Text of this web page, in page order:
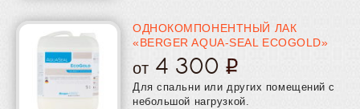
ОДНОКОМПОНЕНТНЫЙ ЛАК
«BERGER AQUA-SEAL ECOGOLD»
от 4 300
Для спальни или других помещений с
небольшой нагрузкой.